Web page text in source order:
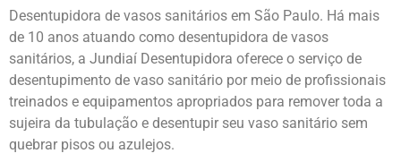
Desentupidora de vasos sanitários em São Paulo. Há mais
de 10 anos atuando como desentupidora de vasos
sanitários, a Jundiaí Desentupidora oferece o serviço de
desentupimento de vaso sanitário por meio de profissionais
treinados e equipamentos apropriados para remover toda a
sujeira da tubulação e desentupir seu vaso sanitário sem
quebrar pisos ou azulejos.